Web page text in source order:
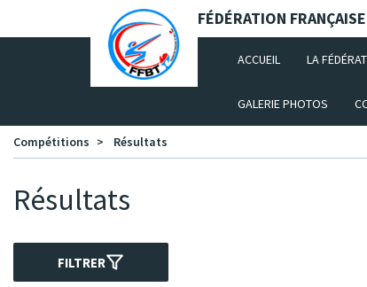
Panneau de gestion des cookies FÉDÉRATION
ACCUEIL (CURRENT)
LA
GALERIE PHOTOS
Compétitions Résultats
Résultats
FILTRER